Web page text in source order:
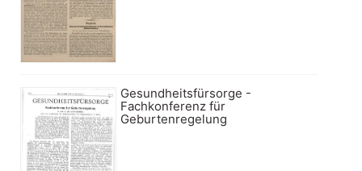
Gesundheitsfürsorge -
Fachkonferenz für
Geburtenregelung